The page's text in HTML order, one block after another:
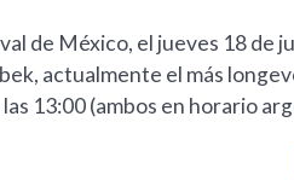
de México, el jueves 18 de
actualmente el más
13:00 (ambos en horario